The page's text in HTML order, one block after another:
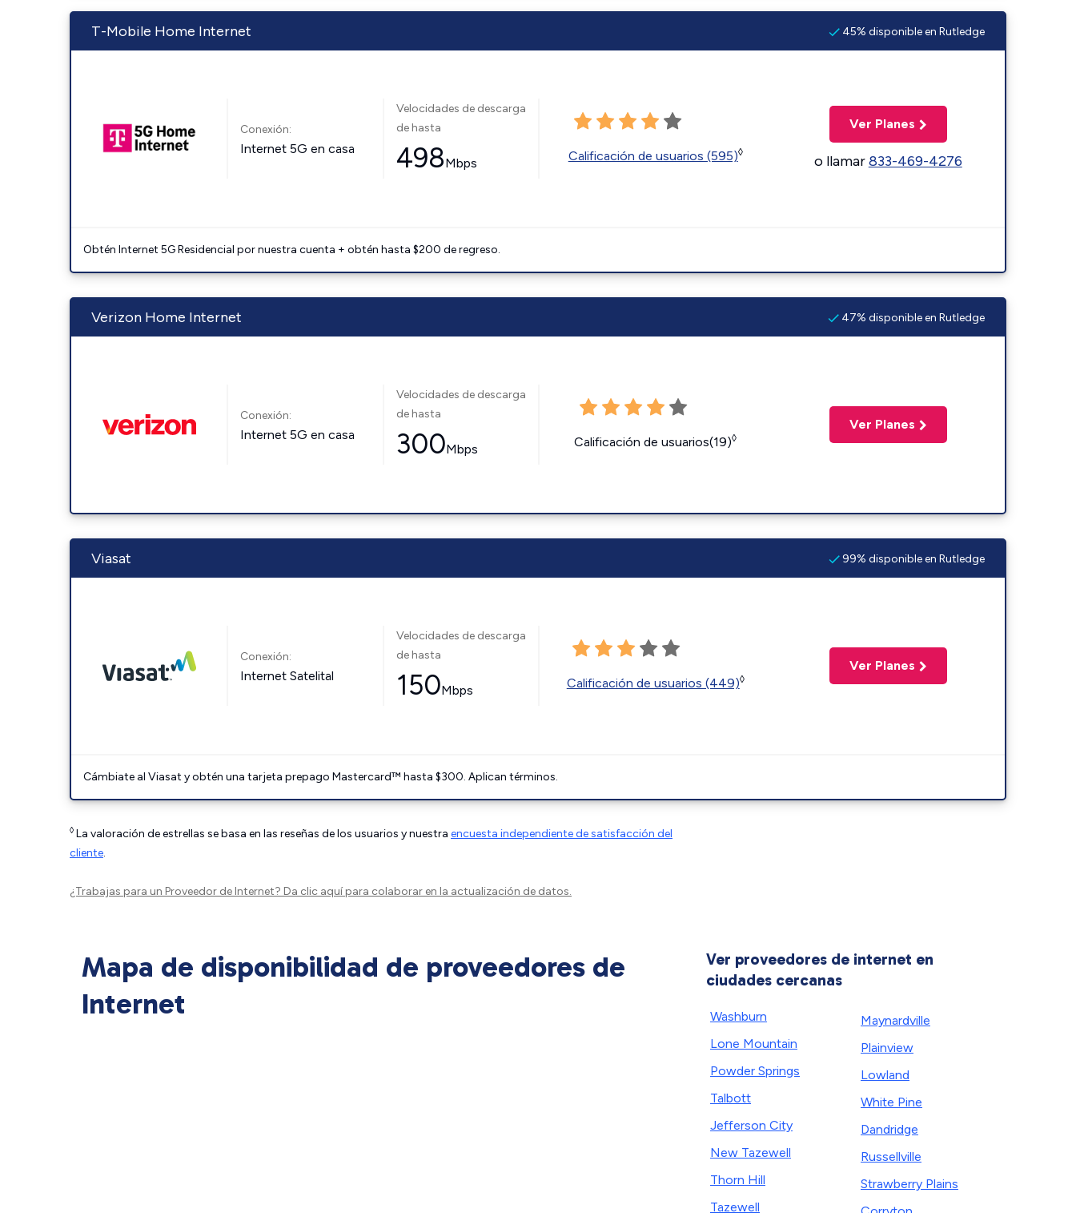
T-Mobile Home Internet 45% disponible en Rutledge
Conexión:
Internet 5G en casa
Velocidades de descarga
de hasta
498Mbps Calificación de usuarios (595)◊
Ver Planes
o llamar833-469-4276
Obtén Internet 5G Residencial por nuestra cuenta + obtén hasta $200 de regreso.
Verizon Home Internet 47% disponible en Rutledge
Conexión:
Internet 5G en casa
Velocidades de descarga
de hasta
300Mbps Calificación de usuarios(19)◊
Ver Planes
Viasat 99% disponible en Rutledge
Conexión:
Internet Satelital
Velocidades de descarga
de hasta
150Mbps Calificación de usuarios (449)◊
Ver Planes
Cámbiate al Viasat y obtén una tarjeta prepago Mastercard™ hasta $300. Aplican términos.
◊ La valoración de estrellas se basa en las reseñas de los usuarios y nuestra encuesta independiente de satisfacción del
cliente.
¿Trabajas para un Proveedor de Internet? Da clic aquípara colaborar en la actualización de datos.
Mapa de disponibilidad de proveedores de
Internet
Ver proveedores de internet en
ciudades cercanas
Washburn
Lone Mountain
Powder Springs
Talbott
Jefferson City
New Tazewell
Thorn Hill
Tazewell
Maynardville
Plainview
Lowland
White Pine
Dandridge
Russellville
Strawberry Plains